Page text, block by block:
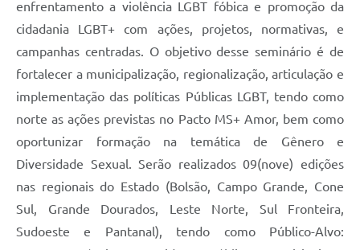
enfrentamento a violência LGBT fóbica e promoção da
cidadania LGBT+ com ações, projetos, normativas, e
campanhas centradas. O objetivo desse seminário é de
fortalecer a municipalização, regionalização, articulação e
implementação das políticas Públicas LGBT, tendo como
norte as ações previstas no Pacto MS+ Amor, bem como
oportunizar formação na temática de Gênero e
Diversidade Sexual. Serão realizados 09(nove) edições
nas regionais do Estado (Bolsão, Campo Grande, Cone
Sul, Grande Dourados, Leste Norte, Sul Fronteira,
Sudoeste e Pantanal), tendo como Público-Alvo: